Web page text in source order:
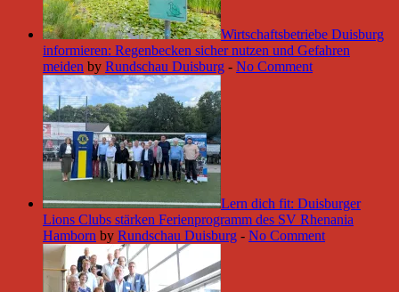
Wirtschaftsbetriebe Duisburg
informieren: Regenbecken sicher nutzen und Gefahren
meiden by Rundschau Duisburg - No Comment
Lern dich fit: Duisburger
Lions Clubs stärken Ferienprogramm des SV Rhenania
Hamborn by Rundschau Duisburg - No Comment